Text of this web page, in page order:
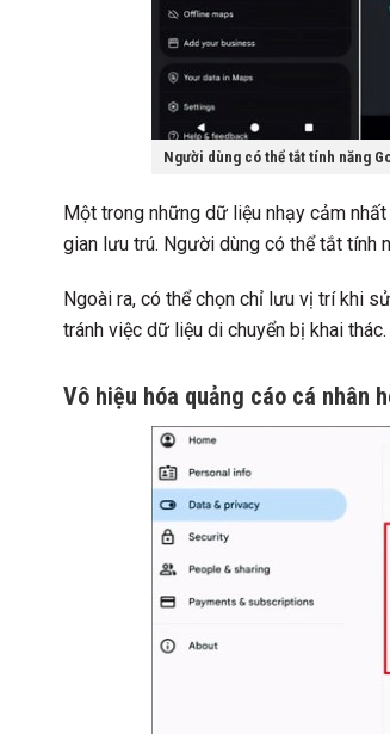
Người dùng có thể tắt tính năng
Một trong những dữ liệu nhạy cảm
gian lưu trú. Người dùng có thể tắt tính
Ngoài ra, có thể chọn chỉ lưu vị trí khi
tránh việc dữ liệu di chuyển bị khai thác.
Vô hiệu hóa quảng cáo cá nhân